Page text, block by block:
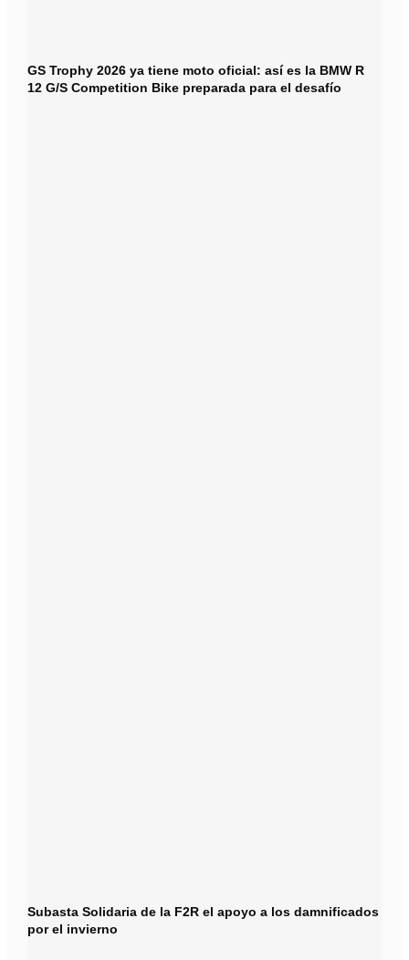
GS Trophy 2026 ya tiene moto oficial: así es la BMW R
12 G/S Competition Bike preparada para el desafío
Subasta Solidaria de la F2R el apoyo a los damnificados
por el invierno